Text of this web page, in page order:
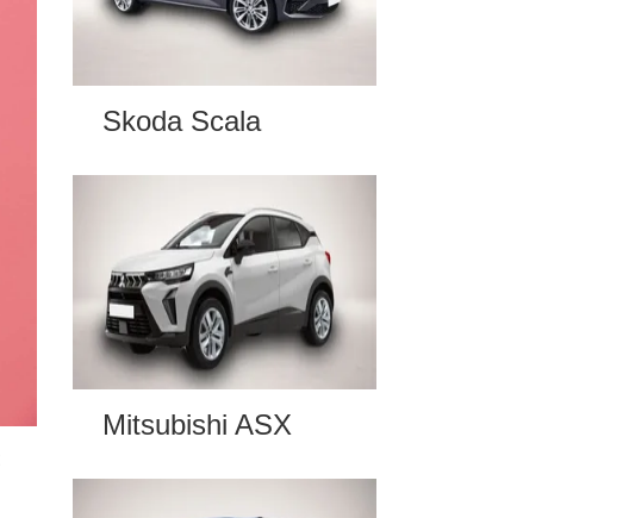
Skoda Scala
Mitsubishi ASX